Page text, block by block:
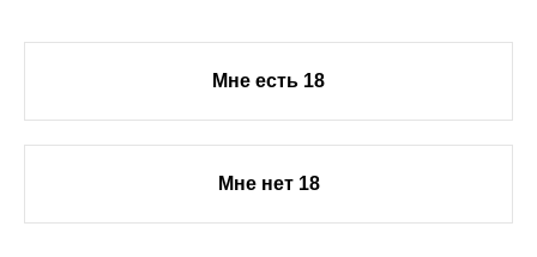
Мне есть 18
Мне нет 18